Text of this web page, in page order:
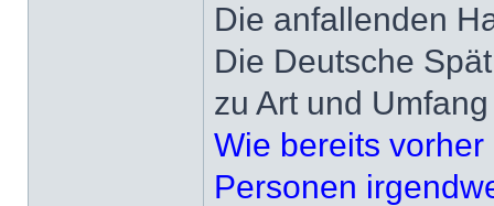
Die anfallenden
Die Deutsche
zu Art und
Wie bereits
Personen